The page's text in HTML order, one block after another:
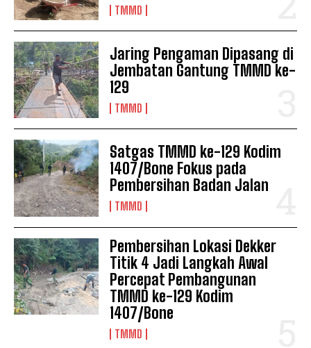
TMMD
Jaring Pengaman Dipasang di
Jembatan Gantung TMMD ke-
129
TMMD
Satgas TMMD ke-129 Kodim
1407/Bone Fokus pada
Pembersihan Badan Jalan
TMMD
Pembersihan Lokasi Dekker
Titik 4 Jadi Langkah Awal
Percepat Pembangunan
TMMD ke-129 Kodim
1407/Bone
TMMD